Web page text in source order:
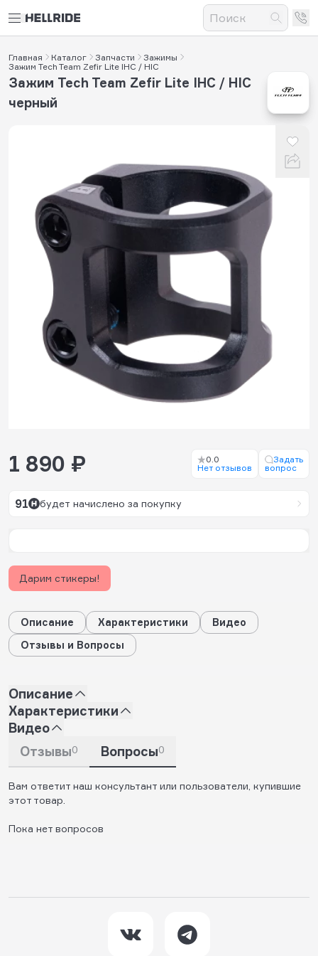
Главная Каталог Запчасти
Зажимы
Зажим Tech Team Zefir Lite IHC / HIC
Зажим Tech Team Zefir Lite IHC / HIC
черный
1 890 ₽
0.0
Нет отзывов
Задать
вопрос
91 будет начислено за покупку
Дарим стикеры!
Описание Характеристики
Видео
Отзывы и Вопросы
Описание
Характеристики
Видео
Отзывы0 Вопросы0
Вам ответит наш консультант или пользователи, купившие
этот товар.
Пока нет вопросов